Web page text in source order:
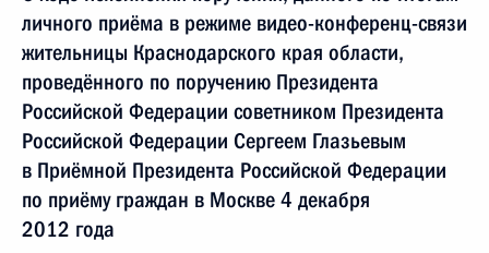
личного приёма в режиме видео-конференц-связи
жительницы Краснодарского края области,
проведённого по поручению Президента
Российской Федерации советником Президента
Российской Федерации Сергеем Глазьевым
в Приёмной Президента Российской Федерации
по приёму граждан в Москве 4 декабря
2012 года